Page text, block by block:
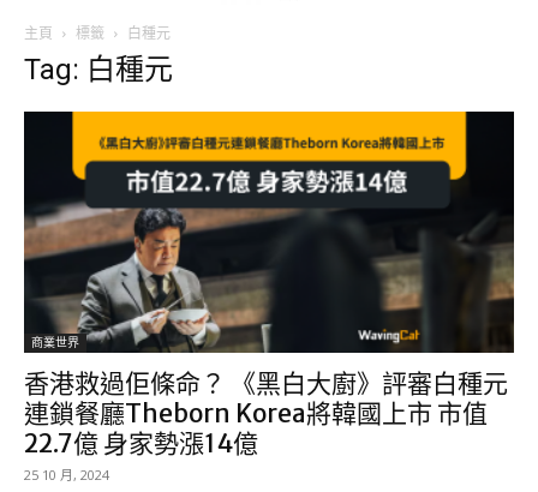
主頁 標籤 白種元
Tag: 白種元
商業世界
香港救過佢條命？ 《黑白大廚》評審白種元
連鎖餐廳Theborn Korea將韓國上市 市值
22.7億 身家勢漲14億
25 10 月, 2024